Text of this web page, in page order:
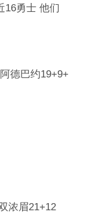
16勇士 他们
德巴约19+9+
浓眉21+12